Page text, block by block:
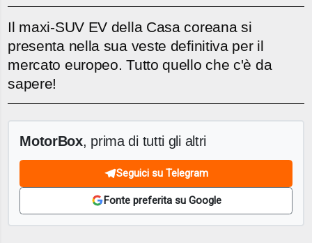
Il maxi-SUV EV della Casa coreana si
presenta nella sua veste definitiva per il
mercato europeo. Tutto quello che c'è da
sapere!
MotorBox, prima di tutti gli altri
Seguici su Telegram
Fonte preferita su Google